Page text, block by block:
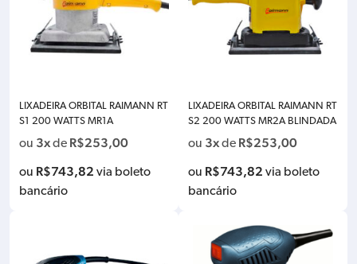
LIXADEIRA ORBITAL RAIMANN RT
S1 200 WATTS MR1A
ou 3xde R$253,00
ou R$743,82 via boleto
bancário
LIXADEIRA ORBITAL RAIMANN RT
S2 200 WATTS MR2A BLINDADA
ou 3xde R$253,00
ou R$743,82 via boleto
bancário